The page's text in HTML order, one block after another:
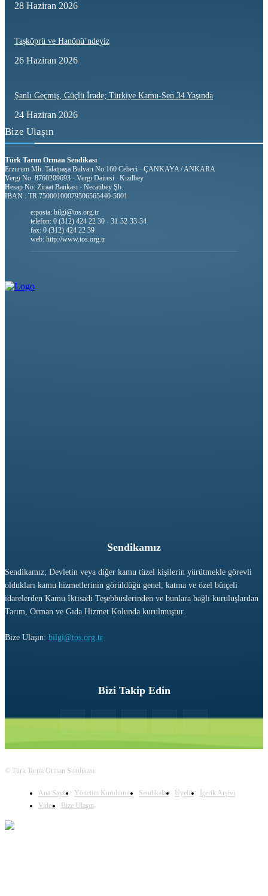
28 Haziran 2026
Taşköprü ve Hanönü’ndeyiz
26 Haziran 2026
Şanlı Geçmiş, Güçlü İrade; Türkiye Kamu-Sen 34 Yaşında
24 Haziran 2026
Bize Ulaşın
Türk Tarım Orman Sendikası
Erzurum Mh. Talatpaşa Bulvarı No:160 Cebeci - ÇANKAYA / ANKARA
Vergi No: 8760209693 - Vergi Dairesi : Kızılbey
Hesap No: Ziraat Bankası - Necatibey Şb.
İBAN : TR 75000100079506565440-5001
e:posta: bilgi@tos.org.tr
telefon: 0 (312) 424 22 30 - 31-32-33-34
fax: 0 (312) 424 22 39
web: http://www.tos.org.tr
Sendikamız
Sendikamız; Devletin veya diğer kamu tüzel kişilerin yürütmekle görevli
oldukları kamu hizmetlerinin görüldüğü genel, katma ve özel bütçeli
idarelerden Kamu İktisadi Teşebbüslerinden ve bunlara bağlı kuruluşlardan
Tarım, Orman ve Gıda Hizmet Kolunda kurulmuştur.
Bize Ulaşın: bilgi@tos.org.tr
Bizi Takip Edin
© Türk Tarım Orman Sendikası
Ana Sayfa Yönetim Kurulumuz Sendikalar Üyelik
İçerik Arşivi
Video
Bize Ulaşın